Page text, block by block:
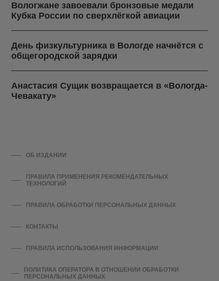
Вологжане завоевали бронзовые медали
Кубка России по сверхлёгкой авиации
День физкультурника в Вологде начнётся с
общегородской зарядки
Анастасия Сущик возвращается в «Вологда-
Чевакату»
ОБ ИЗДАНИИ
ПРАВИЛА ПРИМЕНЕНИЯ РЕКОМЕНДАТЕЛЬНЫХ
ТЕХНОЛОГИЙ
ПРАВИЛА ОБРАБОТКИ ПЕРСОНАЛЬНЫХ ДАННЫХ
КОНТАКТЫ
ПРАВИЛА ИСПОЛЬЗОВАНИЯ ИНФОРМАЦИИ
ПОЛИТИКА ОПЕРАТОРА В ОТНОШЕНИИ ОБРАБОТКИ
ПЕРСОНАЛЬНЫХ ДАННЫХ